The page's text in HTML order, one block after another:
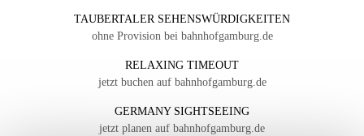
TAUBERTALER SEHENSWÜRDIGKEITEN
ohne Provision bei bahnhofgamburg.de
RELAXING TIMEOUT
jetzt buchen auf bahnhofgamburg.de
GERMANY SIGHTSEEING
jetzt planen auf bahnhofgamburg.de